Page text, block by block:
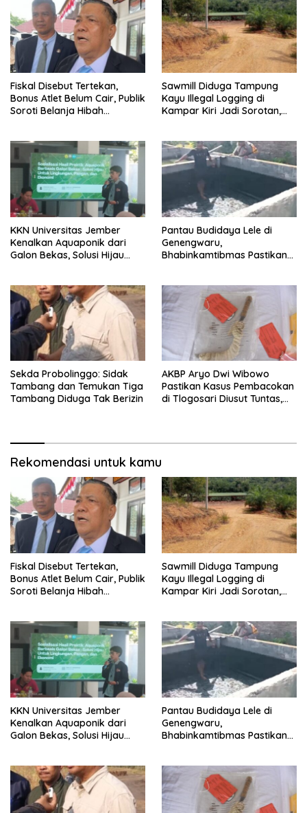
Fiskal Disebut Tertekan,
Bonus Atlet Belum Cair, Publik
Soroti Belanja Hibah
Sawmill Diduga Tampung
Kayu Illegal Logging di
Kampar Kiri Jadi Sorotan,
KKN Universitas Jember
Kenalkan Aquaponik dari
Galon Bekas, Solusi Hijau
Pantau Budidaya Lele di
Genengwaru,
Bhabinkamtibmas Pastikan
Sekda Probolinggo: Sidak
Tambang dan Temukan Tiga
Tambang Diduga Tak Berizin
AKBP Aryo Dwi Wibowo
Pastikan Kasus Pembacokan
di Tlogosari Diusut Tuntas,
Rekomendasi untuk kamu
Fiskal Disebut Tertekan,
Bonus Atlet Belum Cair, Publik
Soroti Belanja Hibah
Sawmill Diduga Tampung
Kayu Illegal Logging di
Kampar Kiri Jadi Sorotan,
KKN Universitas Jember
Kenalkan Aquaponik dari
Galon Bekas, Solusi Hijau
Pantau Budidaya Lele di
Genengwaru,
Bhabinkamtibmas Pastikan